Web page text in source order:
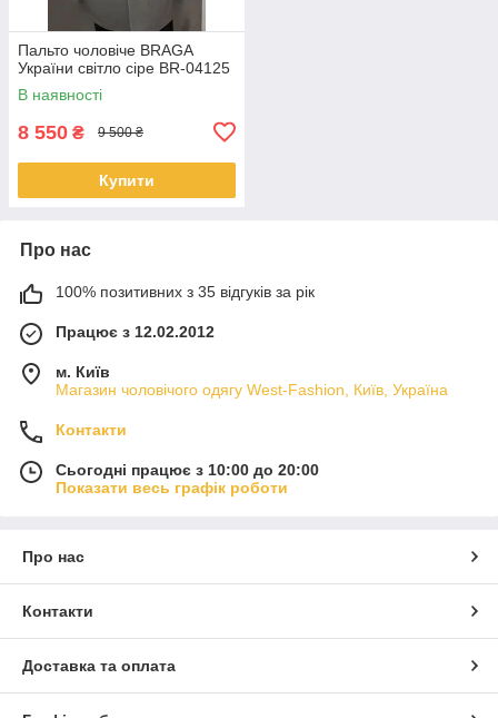
Пальто чоловіче BRAGA
України світло сіре BR-04125
В наявності
8 550 ₴ 9 500 ₴
Купити
Про нас
100% позитивних з 35 відгуків за рік
Працює з 12.02.2012
м. Київ
Магазин чоловічого одягу West-Fashion, Київ, Україна
Контакти
Сьогодні працює з 10:00 до 20:00
Показати весь графік роботи
Про нас
Контакти
Доставка та оплата